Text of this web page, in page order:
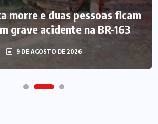
morre e duas pessoas ficam
grave acidente na BR-163
9 DE AGOSTO DE 2026